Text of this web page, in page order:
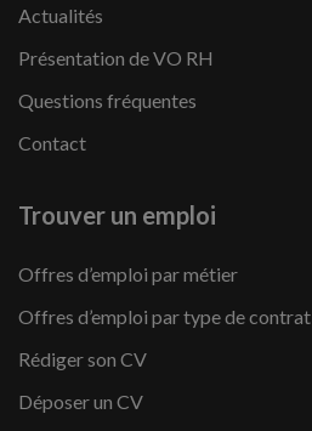
Actualités
Présentation de VO RH
Questions fréquentes
Contact
Trouver un emploi
Offres d’emploi par métier
Offres d’emploi par type de contrat
Rédiger son CV
Déposer un CV